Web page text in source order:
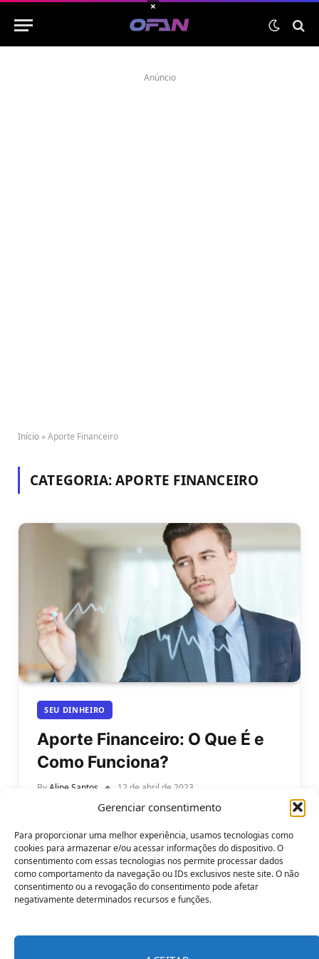
Gerenciar consentimento
Para proporcionar uma melhor experiência, usamos tecnologias como
cookies para armazenar e/ou acessar informações do dispositivo. O
consentimento com essas tecnologias nos permite processar dados
como comportamento da navegação ou IDs exclusivos neste site. O não
consentimento ou a revogação do consentimento pode afetar
negativamente determinados recursos e funções.
Anúncio
Início »Aporte Financeiro
CATEGORIA:APORTE FINANCEIRO
SEU DINHEIRO
Aporte Financeiro: O Que É e
Como Funciona?
By Aline Santos 12 de abril de 2023
Aporte Financeiro: O Que É e Como Funciona Esse
Investimento? Se você está procurando maneiras
de ajudar sua empresa a…
×